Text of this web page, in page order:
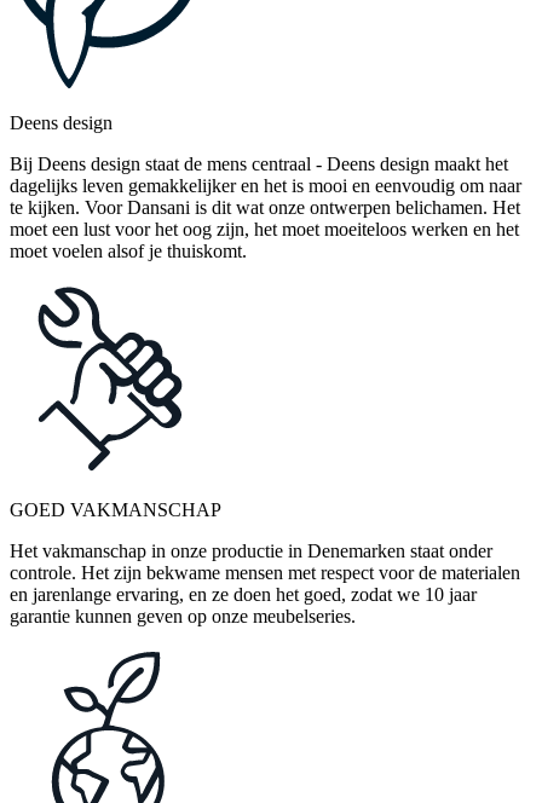
Deens design
Bij Deens design staat de mens centraal - Deens design maakt het
dagelijks leven gemakkelijker en het is mooi en eenvoudig om naar
te kijken. Voor Dansani is dit wat onze ontwerpen belichamen. Het
moet een lust voor het oog zijn, het moet moeiteloos werken en het
moet voelen alsof je thuiskomt.
GOED VAKMANSCHAP
Het vakmanschap in onze productie in Denemarken staat onder
controle. Het zijn bekwame mensen met respect voor de materialen
en jarenlange ervaring, en ze doen het goed, zodat we 10 jaar
garantie kunnen geven op onze meubelseries.